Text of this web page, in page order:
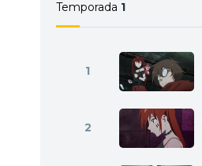
Temporada 1
1
2